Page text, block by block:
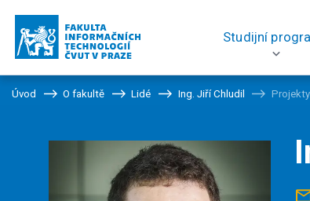
Studijní
Úvod O fakultě Lidé Ing. Jiří Chludil Projekty